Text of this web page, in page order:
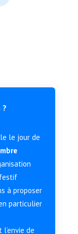
le jour de
à proposer
particulier
l’envie de